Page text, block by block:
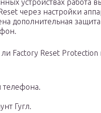
устройствах работа
через настройки
дополнительная
Factory Reset
телефона.
Гугл.